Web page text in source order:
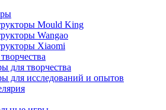
Mould King
Wangao
Xiaomi
для творчества
для исследований и опытов